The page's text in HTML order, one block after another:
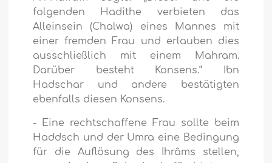
folgenden Hadithe verbieten das
Alleinsein (Chalwa) eines Mannes mit
einer fremden Frau und erlauben dies
ausschließlich mit einem Mahram.
Darüber besteht Konsens.“ Ibn
Hadschar und andere bestätigten
ebenfalls diesen Konsens.
- Eine rechtschaffene Frau sollte beim
Haddsch und der Umra eine Bedingung
für die Auflösung des Ihrâms stellen,